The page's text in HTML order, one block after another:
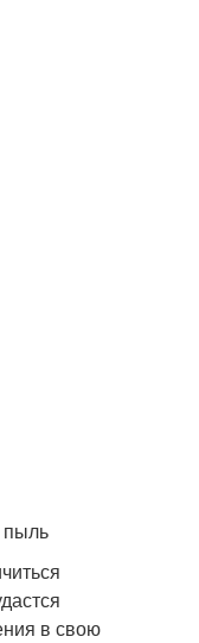
пыль
в свою